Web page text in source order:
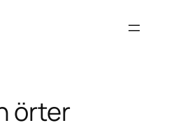
örter